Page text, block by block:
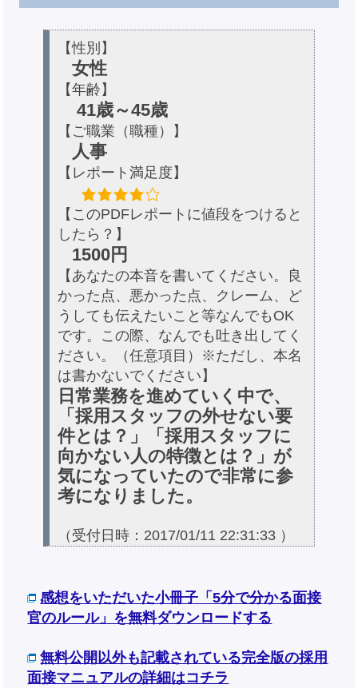
【性別】
女性
【年齢】
41歳～45歳
【ご職業（職種）】
人事
【レポート満足度】
【このPDFレポートに値段をつけると
したら？】
1500円
【あなたの本音を書いてください。良
かった点、悪かった点、クレーム、ど
うしても伝えたいこと等なんでもOK
です。この際、なんでも吐き出してく
ださい。（任意項目）※ただし、本名
は書かないでください】
日常業務を進めていく中で、
「採用スタッフの外せない要
件とは？」「採用スタッフに
向かない人の特徴とは？」が
気になっていたので非常に参
考になりました。
（受付日時：2017/01/11 22:31:33 ）
感想をいただいた小冊子「5分で分かる面接
官のルール」を無料ダウンロードする
無料公開以外も記載されている完全版の採用
面接マニュアルの詳細はコチラ